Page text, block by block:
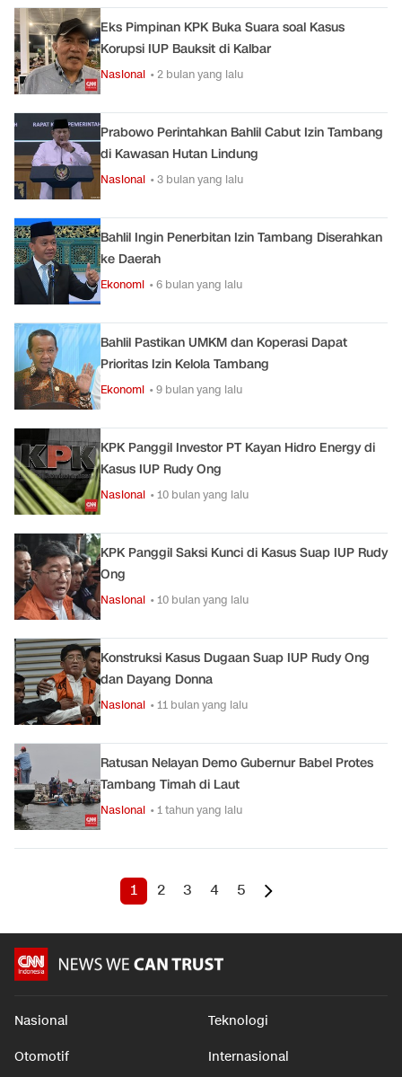
Eks Pimpinan KPK Buka Suara soal Kasus
Korupsi IUP Bauksit di Kalbar
Nasional • 2 bulan yang lalu
Prabowo Perintahkan Bahlil Cabut Izin Tambang
di Kawasan Hutan Lindung
Nasional • 3 bulan yang lalu
Bahlil Ingin Penerbitan Izin Tambang Diserahkan
ke Daerah
Ekonomi • 6 bulan yang lalu
Bahlil Pastikan UMKM dan Koperasi Dapat
Prioritas Izin Kelola Tambang
Ekonomi • 9 bulan yang lalu
KPK Panggil Investor PT Kayan Hidro Energy di
Kasus IUP Rudy Ong
Nasional • 10 bulan yang lalu
KPK Panggil Saksi Kunci di Kasus Suap IUP Rudy
Ong
Nasional • 10 bulan yang lalu
Konstruksi Kasus Dugaan Suap IUP Rudy Ong
dan Dayang Donna
Nasional • 11 bulan yang lalu
Ratusan Nelayan Demo Gubernur Babel Protes
Tambang Timah di Laut
Nasional • 1 tahun yang lalu
1 2 3 4 5
Nasional Teknologi
Otomotif Internasional